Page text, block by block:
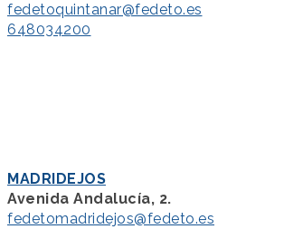
fedetoquintanar@fedeto.es
648034200
MADRIDEJOS
Avenida Andalucía, 2.
fedetomadridejos@fedeto.es